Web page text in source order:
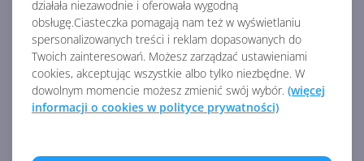
działała niezawodnie i oferowała wygodną
obsługę.Ciasteczka pomagają nam też w wyświetlaniu
spersonalizowanych treści i reklam dopasowanych do
Twoich zainteresowań. Możesz zarządzać ustawieniami
cookies, akceptując wszystkie albo tylko niezbędne. W
dowolnym momencie możesz zmienić swój wybór. (więcej
informacji o cookies w polityce prywatności)
OpenAI prezentuje Codex
Micro. Fizyczny panel do
kontroli agentów AI